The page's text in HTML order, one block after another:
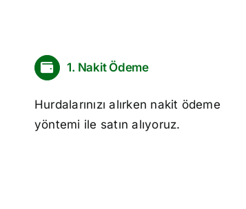
1. Nakit Ödeme
Hurdalarınızı alırken nakit ödeme
yöntemi ile satın alıyoruz.